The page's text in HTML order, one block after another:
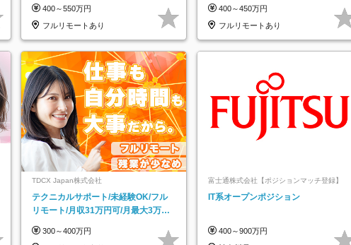
400～550万円
フルリモートあり
400～450万円
フルリモートあり
TDCX Japan株式会社
テクニカルサポート/未経験OK/フル
リモート/月収31万円可/月最大3万の
300～400万円
富士通株式会社【ポジションマッチ登録】
IT系オープンポジション
400～900万円